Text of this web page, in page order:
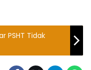
Tidak